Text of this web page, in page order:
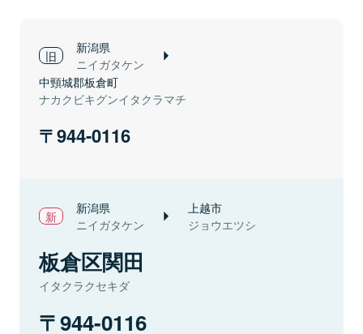
新潟県
ニイガタケン
中頸城郡板倉町
ナカクビキグンイタクラマチ
944-0116
新潟県
ニイガタケン
上越市
ジョウエツシ
板倉区関田
イタクラクセキダ
944-0116